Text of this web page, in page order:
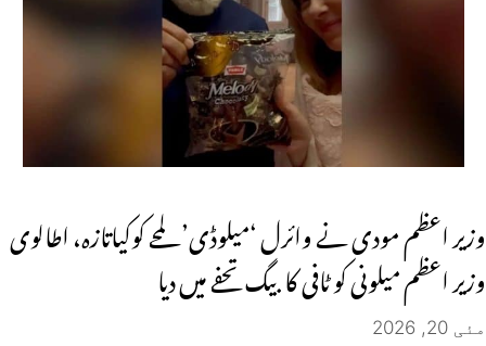
وزیر اعظم مودی نے وائرل ‘میلوڈی’ لمحے کوکیاتازہ، اطالوی
وزیر اعظم میلونی کو ٹافی کا بیگ تحفے میں دیا
مئی 20, 2026